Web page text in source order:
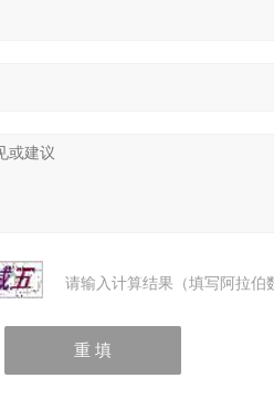
请输入计算结果（填写阿拉伯